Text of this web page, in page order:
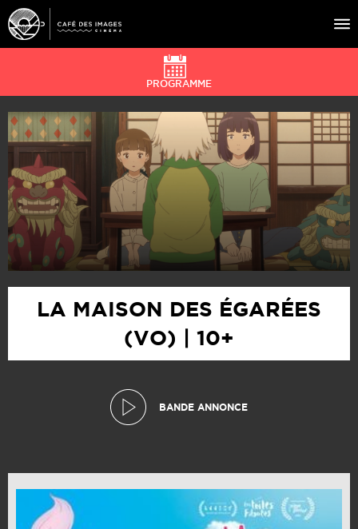
À L’AFFICHE
ÉVÉNEMENTS
CAFÉ DU CINÉ
PRATIQUE
ÉDUCATION AUX IMAGES
LA MAISON DES ÉGARÉES
(VO) | 10+
BANDE ANNONCE
PROGRAMME